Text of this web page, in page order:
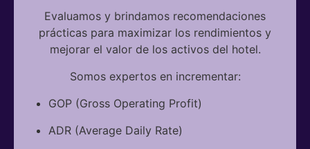
Evaluamos y brindamos recomendaciones
prácticas para maximizar los rendimientos y
mejorar el valor de los activos del hotel.
Somos expertos en incrementar:
GOP (Gross Operating Profit)
ADR (Average Daily Rate)